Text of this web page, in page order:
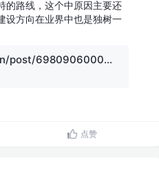
的路线，这个中原因主要还
设方向在业界中也是独树一
https://juejin.cn/post/6980906000886792205
点赞